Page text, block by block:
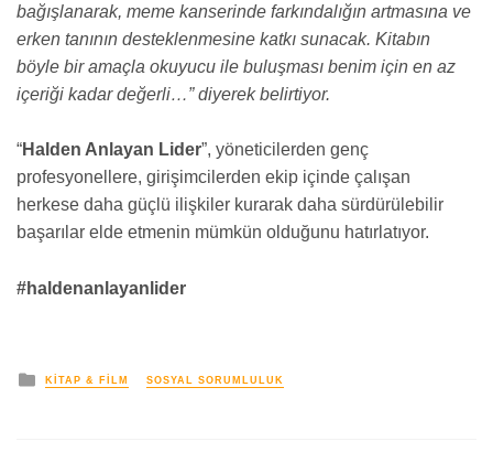
bağışlanarak, meme kanserinde farkındalığın artmasına ve
erken tanının desteklenmesine katkı sunacak. Kitabın
böyle bir amaçla okuyucu ile buluşması benim için en az
içeriği kadar değerli…” diyerek belirtiyor.
“Halden Anlayan Lider”, yöneticilerden genç
profesyonellere, girişimcilerden ekip içinde çalışan
herkese daha güçlü ilişkiler kurarak daha sürdürülebilir
başarılar elde etmenin mümkün olduğunu hatırlatıyor.
#haldenanlayanlider
yayınlanan
KITAP & FILM SOSYAL SORUMLULUK